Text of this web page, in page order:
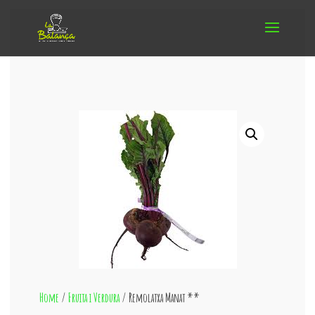
Home /Fruita i Verdura/ Remolatxa Manat **